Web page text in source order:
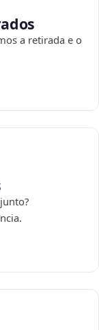
a retirada e o